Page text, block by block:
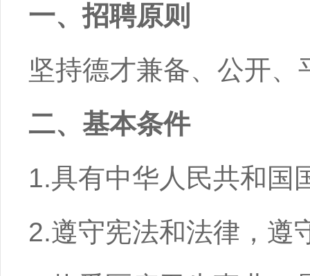
一、招聘原则
坚持德才兼备、公开
二、基本条件
1.具有中华人民共和国
2.遵守宪法和法律，遵